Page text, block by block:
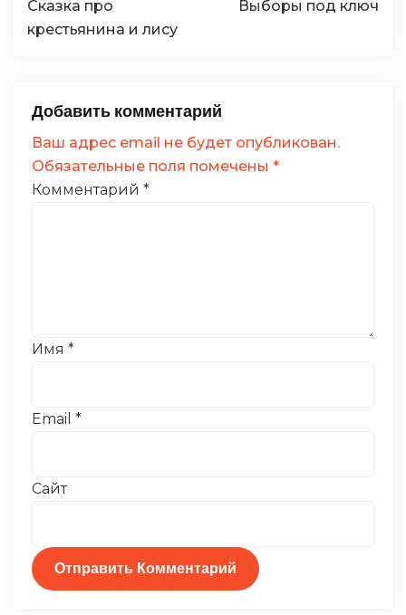
Сказка про
крестьянина и лису
Выборы под ключ
Добавить комментарий
Ваш адрес email не будет опубликован.
Обязательные поля помечены *
Комментарий *
Имя *
Email *
Сайт